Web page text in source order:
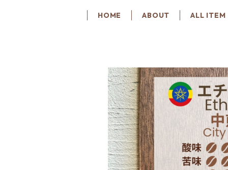
HOME ABOUT ALL ITEM